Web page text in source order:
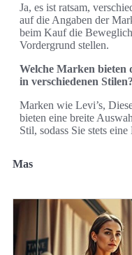
Ja, es ist ratsam,
auf die Angaben der
beim Kauf die
Vordergrund stellen.
Welche Marken bieten
in verschiedenen Stilen?
Marken wie Levi’s,
bieten eine breite
Stil, sodass Sie stets
Mas